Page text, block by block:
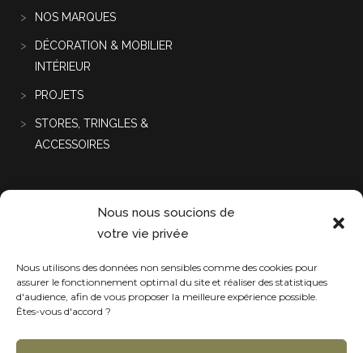
Nous nous soucions de
votre vie privée
Nous utilisons des données non sensibles comme des cookies pour
assurer le fonctionnement optimal du site et réaliser des statistiques
d'audience, afin de vous proposer la meilleure expérience possible.
Êtes-vous d'accord ?
NOS MARQUES
DÉCORATION & MOBILIER
INTÉRIEUR
PROJETS
STORES, TRINGLES &
ACCESSOIRES
Projets récentes